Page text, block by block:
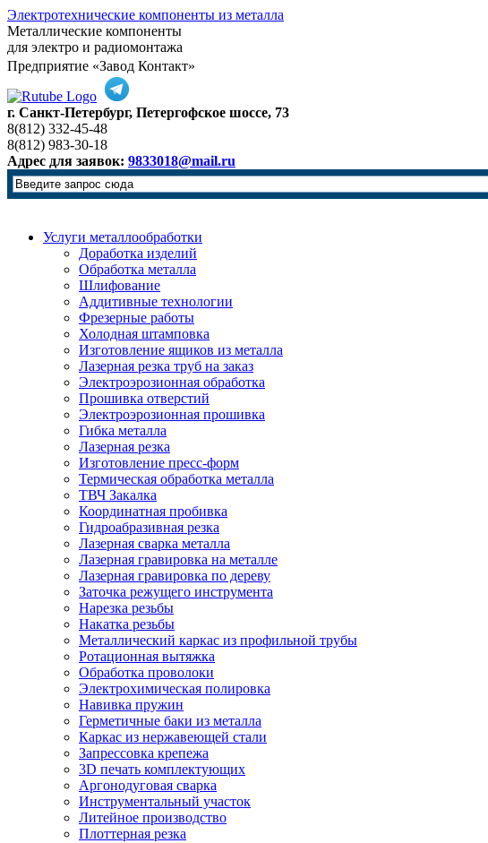
Электротехнические компоненты из металла
Металлические компоненты
для электро и радиомонтажа
Предприятие «Завод Контакт»
г. Санкт-Петербург, Петергофское шоссе, 73
8(812) 332-45-48
8(812) 983-30-18
Адрес для заявок: 9833018@mail.ru
Услуги металлообработки
Доработка изделий
Обработка металла
Шлифование
Аддитивные технологии
Фрезерные работы
Холодная штамповка
Изготовление ящиков из металла
Лазерная резка труб на заказ
Электроэрозионная обработка
Прошивка отверстий
Электроэрозионная прошивка
Гибка металла
Лазерная резка
Изготовление пресс-форм
Термическая обработка металла
ТВЧ Закалка
Координатная пробивка
Гидроабразивная резка
Лазерная сварка металла
Лазерная гравировка на металле
Лазерная гравировка по дереву
Заточка режущего инструмента
Нарезка резьбы
Накатка резьбы
Металлический каркас из профильной трубы
Ротационная вытяжка
Обработка проволоки
Электрохимическая полировка
Навивка пружин
Герметичные баки из металла
Каркас из нержавеющей стали
Запрессовка крепежа
3D печать комплектующих
Аргонодуговая сварка
Инструментальный участок
Литейное производство
Плоттерная резка